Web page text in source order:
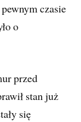
czasie
o
przed
stan już
się